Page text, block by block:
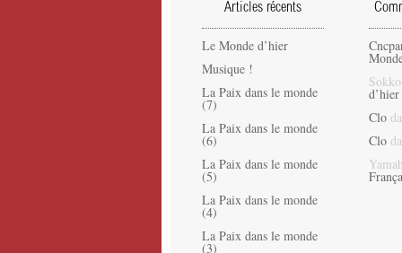
Articles récents
Le Monde d’hier
Musique !
La Paix dans le monde
(7)
La Paix dans le monde
(6)
La Paix dans le monde
(5)
La Paix dans le monde
(4)
La Paix dans le monde
(3)
Sokko
d’hier
Clo
Clo